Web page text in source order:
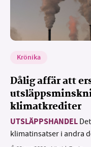
Krönika
Dålig affär att
klimatkrediter
UTSLÄPPSHANDEL
klimatinsatser i andra